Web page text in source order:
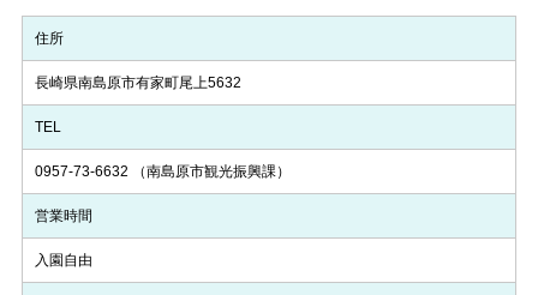
住所
長崎県南島原市有家町尾上5632
TEL
0957-73-6632 （南島原市観光振興課）
営業時間
入園自由